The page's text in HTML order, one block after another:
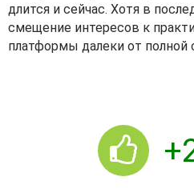
длится и сейчас. Хотя в
смещение интересов к
платформы далеки от полной